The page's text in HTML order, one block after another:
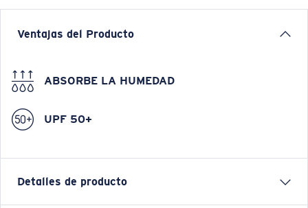
Ventajas del Producto
ABSORBE LA HUMEDAD
UPF 50+
Detalles de producto